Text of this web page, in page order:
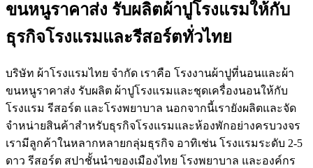
ขนหนูราคาส่ง รับผลิตผ้าปูโรงแรมให้กับ
ธุรกิจโรงแรมและรีสอร์ตทั่วไทย
บริษัท ผ้าโรงแรมไทย จำกัด เราคือ โรงงานผ้าปูที่นอนและผ้า
ขนหนูราคาส่ง รับผลิต ผ้าปูโรงแรมและชุดเครื่องนอนให้กับ
โรงแรม รีสอร์ต และโรงพยาบาล นอกจากนี้เรายังผลิตและจัด
จำหน่ายสินค้าสำหรับธุรกิจโรงแรมและห้องพักอย่างครบวงจร
เรามีลูกค้าในหลากหลายกลุ่มธุรกิจ อาทิเช่น โรงแรมระดับ 2-5
ดาว รีสอร์ต สปาชั้นนำของเมืองไทย โรงพยาบาล และองค์กร